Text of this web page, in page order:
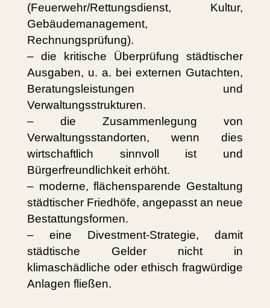
(Feuerwehr/Rettungsdienst, Kultur,
Gebäudemanagement,
Rechnungsprüfung).
– die kritische Überprüfung städtischer
Ausgaben, u. a. bei externen Gutachten,
Beratungsleistungen und
Verwaltungsstrukturen.
– die Zusammenlegung von
Verwaltungsstandorten, wenn dies
wirtschaftlich sinnvoll ist und
Bürgerfreundlichkeit erhöht.
– moderne, flächensparende Gestaltung
städtischer Friedhöfe, angepasst an neue
Bestattungsformen.
– eine Divestment-Strategie, damit
städtische Gelder nicht in
klimaschädliche oder ethisch fragwürdige
Anlagen fließen.